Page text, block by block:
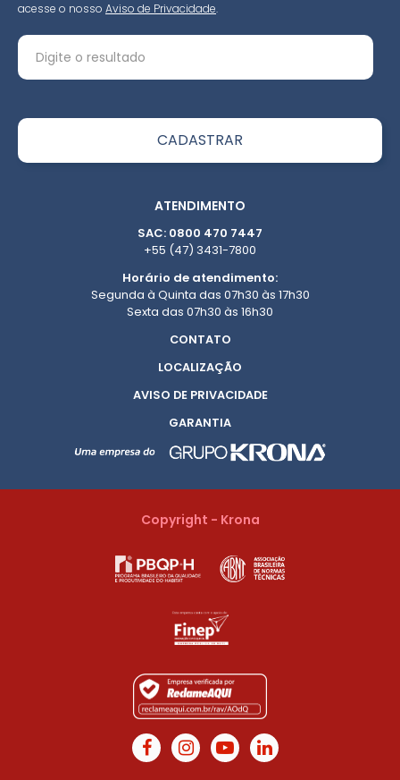
acesse o nosso Aviso de Privacidade.
ATENDIMENTO
SAC: 0800 470 7447
+55 (47) 3431-7800
Horário de atendimento:
Segunda à Quinta das 07h30 às 17h30
Sexta das 07h30 às 16h30
CONTATO
LOCALIZAÇÃO
AVISO DE PRIVACIDADE
GARANTIA
Copyright - Krona